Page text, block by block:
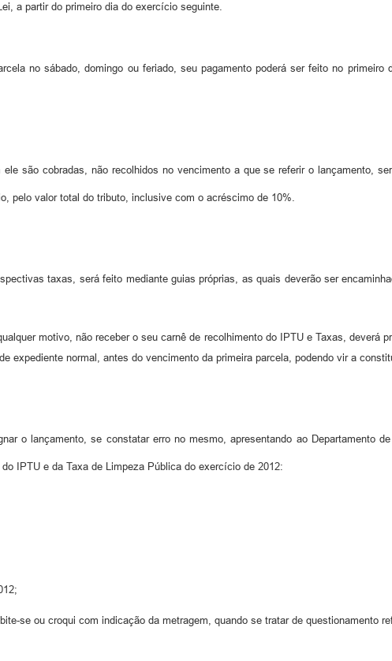
a partir do primeiro dia do exercício seguinte.
no sábado, domingo ou feriado, seu pagamento poderá ser feito no
são cobradas, não recolhidos no vencimento a que se referir o lançamento,
pelo valor total do tributo, inclusive com o acréscimo de 10%.
taxas, será feito mediante guias próprias, as quais deverão ser
motivo, não receber o seu carnê de recolhimento do IPTU e Taxas, deverá
expediente normal, antes do vencimento da primeira parcela, podendo vir a
o lançamento, se constatar erro no mesmo, apresentando ao Departamento
IPTU e da Taxa de Limpeza Pública do exercício de 2012:
se ou croqui com indicação da metragem, quando se tratar de questionamento